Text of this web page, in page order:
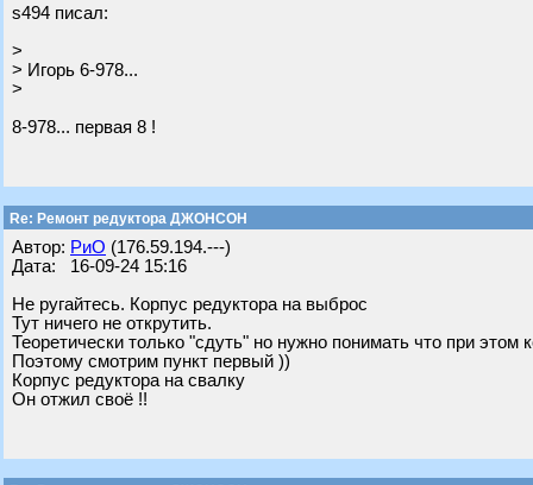
s494 писал:
>
> Игорь 6-978...
>
8-978... первая 8 !
Re: Ремонт редуктора ДЖОНСОН
Автор: РиО (176.59.194.---)
Дата: 16-09-24 15:16
Не ругайтесь. Корпус редуктора на выброс
Тут ничего не открутить.
Теоретически только "сдуть" но нужно понимать что при
Поэтому смотрим пункт первый ))
Корпус редуктора на свалку
Он отжил своё !!